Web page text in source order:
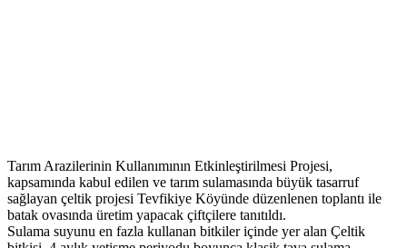
Tarım Arazilerinin Kullanımının Etkinleştirilmesi Projesi,
kapsamında kabul edilen ve tarım sulamasında büyük tasarruf
sağlayan çeltik projesi Tevfikiye Köyünde düzenlenen toplantı ile
batak ovasında üretim yapacak çiftçilere tanıtıldı.
Sulama suyunu en fazla kullanan bitkiler içinde yer alan Çeltik